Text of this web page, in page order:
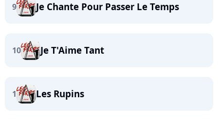
9 Je Chante Pour Passer Le Temps
10 Je T'Aime Tant
1 Les Rupins